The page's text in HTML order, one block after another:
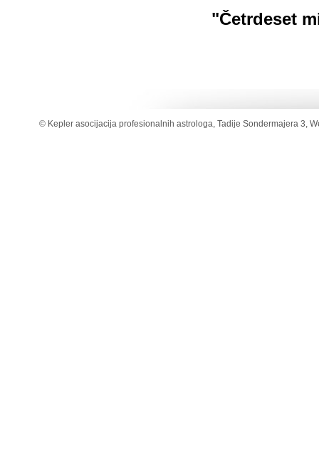
"Četrdeset
© Kepler asocijacija profesionalnih astrologa, Tadije Sondermajera 3,